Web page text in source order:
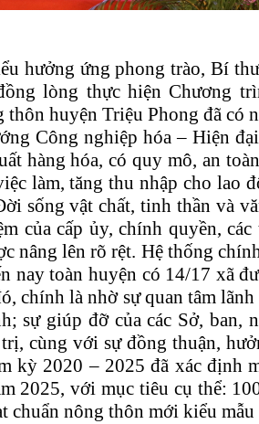
hưởng ứng phong trào, Bí
lòng thực hiện Chương
thôn huyện Triệu Phong đã có
Công nghiệp hóa – Hiện
hàng hóa, có quy mô, an
làm, tăng thu nhập cho lao
sống vật chất, tinh thần và
của cấp ủy, chính quyền,
nâng lên rõ rệt. Hệ thống
nay toàn huyện có 14/17 xã
chính là nhờ sự quan tâm
sự giúp đỡ của các Sở, ban,
cùng với sự đồng thuận,
kỳ 2020 – 2025 đã xác định
2025, với mục tiêu cụ thể:
chuẩn nông thôn mới kiểu